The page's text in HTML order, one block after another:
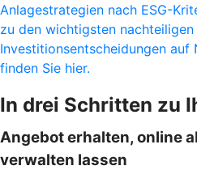
Anlagestrategien nach ESG-
zu den wichtigsten
Investitionsentscheidungen
finden Sie hier.
In drei Schritten zu
Angebot erhalten, online
verwalten lassen